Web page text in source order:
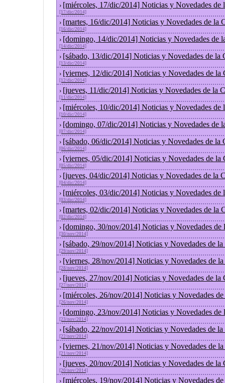
› [miércoles, 17/dic/2014] Noticias y Novedades de
[17/dic/2014]
› [martes, 16/dic/2014] Noticias y Novedades de la
[16/dic/2014]
› [domingo, 14/dic/2014] Noticias y Novedades de
[14/dic/2014]
› [sábado, 13/dic/2014] Noticias y Novedades de la
[13/dic/2014]
› [viernes, 12/dic/2014] Noticias y Novedades de la
[12/dic/2014]
› [jueves, 11/dic/2014] Noticias y Novedades de la
[11/dic/2014]
› [miércoles, 10/dic/2014] Noticias y Novedades de
[10/dic/2014]
› [domingo, 07/dic/2014] Noticias y Novedades de
[07/dic/2014]
› [sábado, 06/dic/2014] Noticias y Novedades de la
[06/dic/2014]
› [viernes, 05/dic/2014] Noticias y Novedades de la
[05/dic/2014]
› [jueves, 04/dic/2014] Noticias y Novedades de la
[04/dic/2014]
› [miércoles, 03/dic/2014] Noticias y Novedades de
[03/dic/2014]
› [martes, 02/dic/2014] Noticias y Novedades de la
[02/dic/2014]
› [domingo, 30/nov/2014] Noticias y Novedades de
[30/nov/2014]
› [sábado, 29/nov/2014] Noticias y Novedades de
[29/nov/2014]
› [viernes, 28/nov/2014] Noticias y Novedades de
[28/nov/2014]
› [jueves, 27/nov/2014] Noticias y Novedades de la
[27/nov/2014]
› [miércoles, 26/nov/2014] Noticias y Novedades
[26/nov/2014]
› [domingo, 23/nov/2014] Noticias y Novedades de
[23/nov/2014]
› [sábado, 22/nov/2014] Noticias y Novedades de
[22/nov/2014]
› [viernes, 21/nov/2014] Noticias y Novedades de
[21/nov/2014]
› [jueves, 20/nov/2014] Noticias y Novedades de la
[20/nov/2014]
› [miércoles, 19/nov/2014] Noticias y Novedades